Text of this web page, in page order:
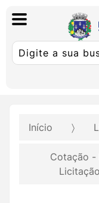
Início
Cotação -